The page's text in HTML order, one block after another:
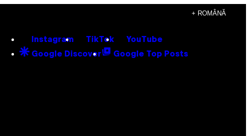
+ ROMÂNĂ
Instagram TikTok YouTube
Google Discover Google Top Posts